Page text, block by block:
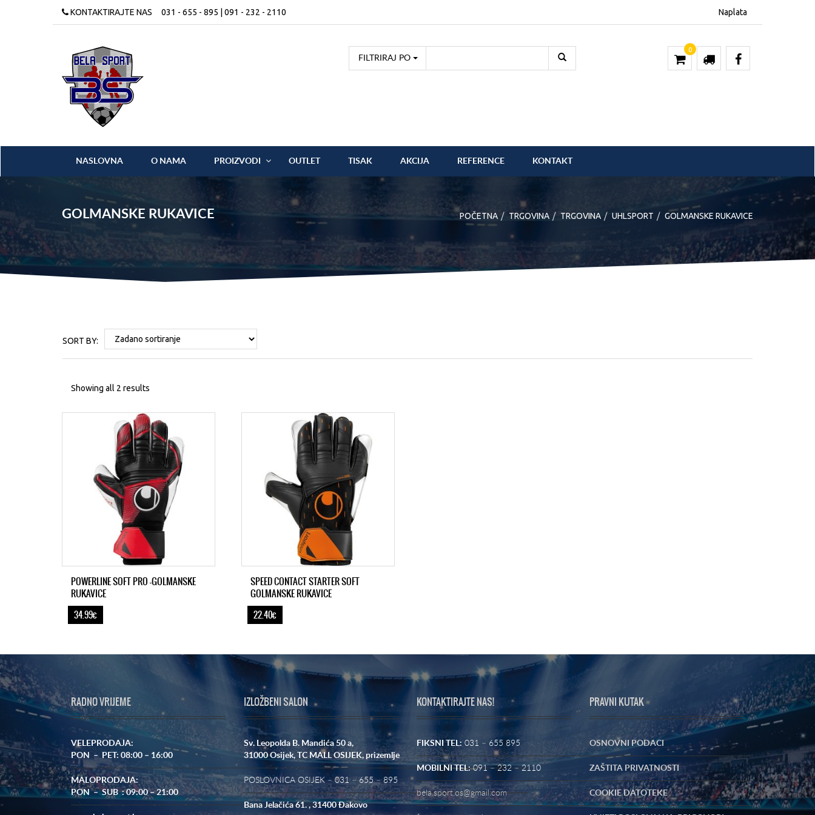
KONTAKTIRAJTE NAS 031 - 655 - 895 | 091 - 232 - 2110 Naplata
FILTRIRAJ PO
0
NASLOVNA O NAMA PROIZVODI OUTLET TISAK AKCIJA REFERENCE KONTAKT
GOLMANSKE RUKAVICE POČETNA TRGOVINA TRGOVINA UHLSPORT GOLMANSKE RUKAVICE
SORT BY:
Showing all 2 results
POWERLINE SOFT PRO -GOLMANSKE
RUKAVICE
34.99€
SPEED CONTACT STARTER SOFT
GOLMANSKE RUKAVICE
22.40€
RADNO VRIJEME
VELEPRODAJA:
PON – PET: 08:00 – 16:00
MALOPRODAJA:
PON – SUB : 09:00 – 21:00
IZLOŽBENI SALON
Sv. Leopolda B. Mandića 50 a,
31000 Osijek,
TC MALL OSIJEK, prizemlje
POSLOVNICA OSIJEK – 031 – 655 – 895
Bana Jelačića 61. , 31400 Đakovo
KONTAKTIRAJTE NAS!
FIKSNI TEL: 031 – 655 895
MOBILNI TEL:091 – 232 – 2110
bela.sport.os@gmail.com
PRAVNI KUTAK
OSNOVNI PODACI
ZAŠTITA PRIVATNOSTI
COOKIE DATOTEKE